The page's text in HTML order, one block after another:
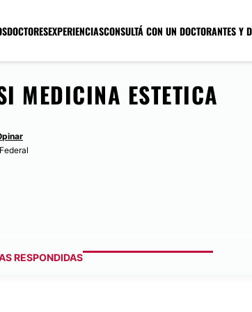
DOCTORESEXPERIENCIASCONSULTÁ CON UN DOCTORANTES Y
MEDICINA ESTETICA
RESPONDIDAS